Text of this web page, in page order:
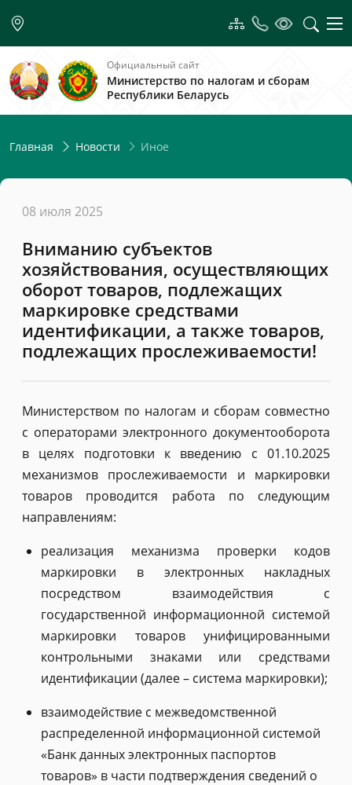
Официальный сайт
Министерство по налогам и сборам
Республики Беларусь
Главная Новости Иное
08 июля 2025
Вниманию субъектов
хозяйствования, осуществляющих
оборот товаров, подлежащих
маркировке средствами
идентификации, а также товаров,
подлежащих прослеживаемости!
Министерством по налогам и сборам совместно
с операторами электронного документооборота
в целях подготовки к введению с 01.10.2025
механизмов прослеживаемости и маркировки
товаров проводится работа по следующим
направлениям:
реализация механизма проверки кодов
маркировки в электронных накладных
посредством взаимодействия с
государственной информационной системой
маркировки товаров унифицированными
контрольными знаками или средствами
идентификации (далее – система маркировки);
взаимодействие с межведомственной
распределенной информационной системой
«Банк данных электронных паспортов
товаров» в части подтверждения сведений о